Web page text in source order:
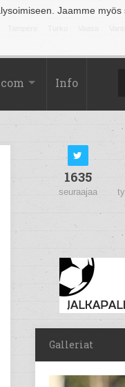
Jaamme
Info
1635
seuraajaa
Galleriat